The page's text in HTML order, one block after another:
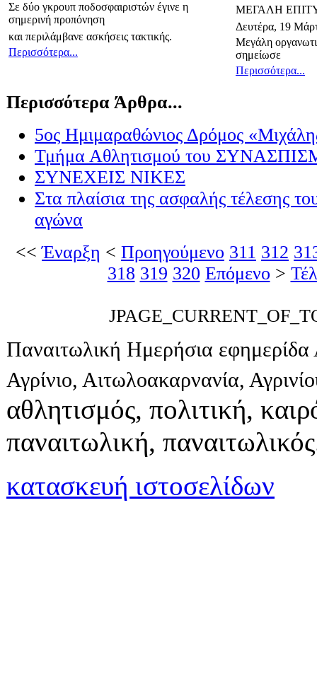
Σε δύο γκρουπ ποδοσφαιριστών έγινε η
σημερινή προπόνηση
και περιλάμβανε ασκήσεις τακτικής.
Περισσότερα...
ΜΕΓΑΛΗ
Δευτέρα, 19
Μεγάλη
σημείωσε
Περισσότερα...
Περισσότερα Άρθρα...
5ος Ημιμαραθώνιος Δρόμος
Τμήμα Αθλητισμού του
ΣΥΝΕΧΕΙΣ ΝΙΚΕΣ
Στα πλαίσια της ασφαλής τέλεσης
αγώνα
<<Έναρξη < Προηγούμενο 311 312
318 319 320 Επόμενο >
Παναιτωλική Ημερήσια εφημερίδα
Αγρίνιο, Αιτωλοακαρνανία,
αθλητισμός, πολιτική,
παναιτωλική,
κατασκευή ιστοσελίδων